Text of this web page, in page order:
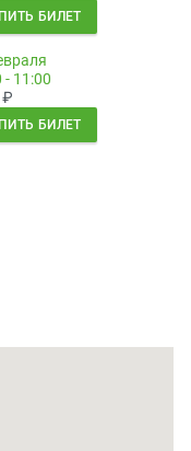
БИЛЕТ
- 11:00
₽
БИЛЕТ